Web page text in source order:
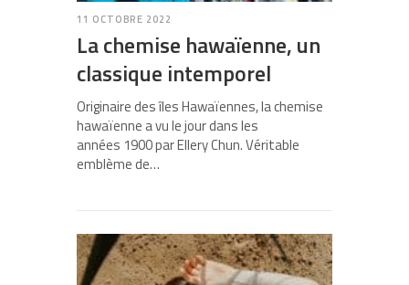
11 OCTOBRE 2022
La chemise hawaïenne, un
classique intemporel
Originaire des îles Hawaïennes, la chemise
hawaïenne a vu le jour dans les
années 1900 par Ellery Chun. Véritable
emblème de…